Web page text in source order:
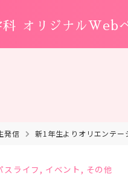
科 オリジナルWeb
発信 新1年生よりオリエンテー
スライフ , イベント , その他